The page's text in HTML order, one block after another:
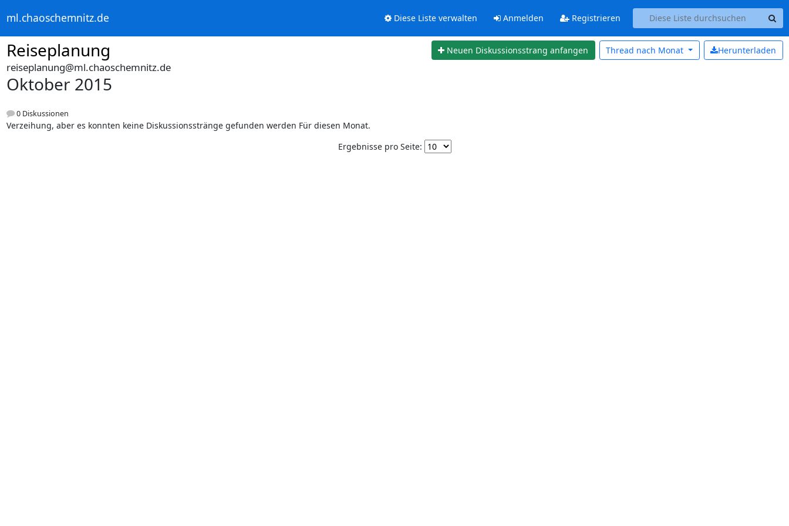
ml.chaoschemnitz.de Diese Liste verwalten Anmelden Registrieren
Reiseplanung Neuen Diskussionsstrang anfangen Herunterladen
Thread nach Monat
reiseplanung@ml.chaoschemnitz.de
Oktober 2015
0 Diskussionen
Verzeihung, aber es konnten keine Diskussionsstränge gefunden werden Für diesen Monat.
Ergebnisse pro Seite: